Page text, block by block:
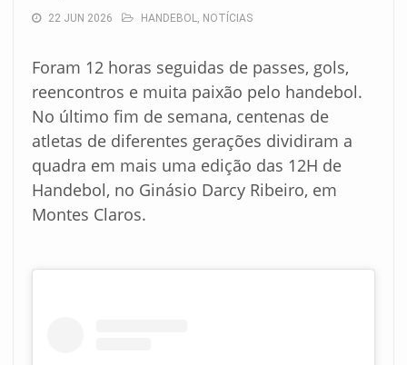
22 JUN 2026 HANDEBOL, NOTÍCIAS
Foram 12 horas seguidas de passes, gols,
reencontros e muita paixão pelo handebol.
No último fim de semana, centenas de
atletas de diferentes gerações dividiram a
quadra em mais uma edição das 12H de
Handebol, no Ginásio Darcy Ribeiro, em
Montes Claros.